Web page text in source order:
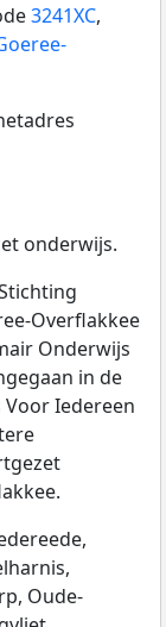
3241XC,
onderwijs.
Overflakkee
Onderwijs
in de
Iedereen
Oude-